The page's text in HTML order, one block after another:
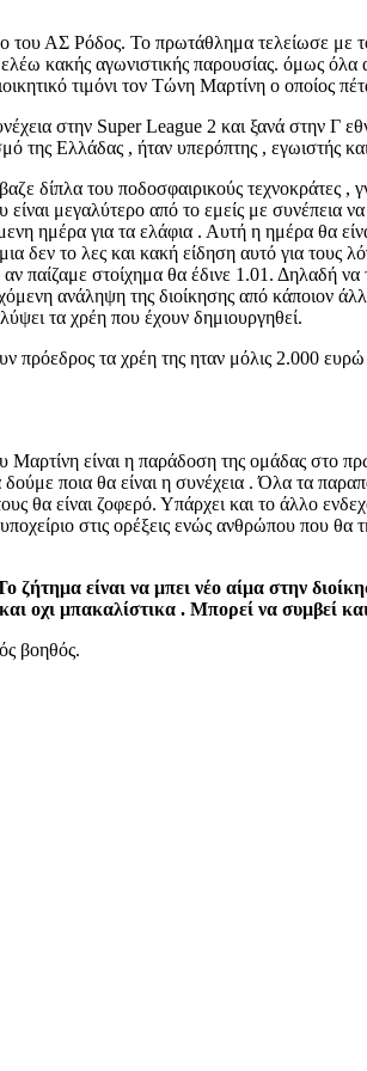
του ΑΣ Ρόδος. Το πρωτάθλημα τελείωσε με
ελέω κακής αγωνιστικής παρουσίας. όμως
τιμόνι τον Τώνη Μαρτίνη ο οποίος
στην Super League 2 και ξανά στην Γ
της Ελλάδας , ήταν υπερόπτης , εγωιστής
δίπλα του ποδοσφαιρικούς
μεγαλύτερο από το εμείς με συνέπεια
ημέρα για τα ελάφια . Αυτή η ημέρα θα
δεν το λες και κακή είδηση αυτό για
παίζαμε στοίχημα θα έδινε 1.01. Δηλαδή
ανάληψη της διοίκησης από κάποιον
τα χρέη που έχουν δημιουργηθεί.
πρόεδρος τα χρέη της ηταν μόλις 2.000
Μαρτίνη είναι η παράδοση της ομάδας στο
ποια θα είναι η συνέχεια . Όλα τα
θα είναι ζοφερό. Υπάρχει και το άλλο
στις ορέξεις ενώς ανθρώπου που
είναι να μπει νέο αίμα στην
οχι μπακαλίστικα . Μπορεί να συμβεί
βοηθός.